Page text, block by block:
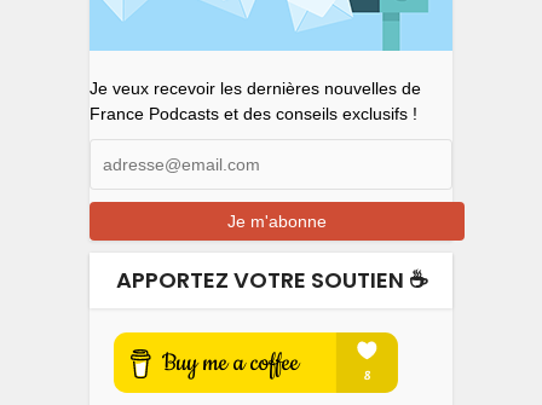
Je veux recevoir les dernières nouvelles de
France Podcasts et des conseils exclusifs !
APPORTEZ VOTRE SOUTIEN ☕️